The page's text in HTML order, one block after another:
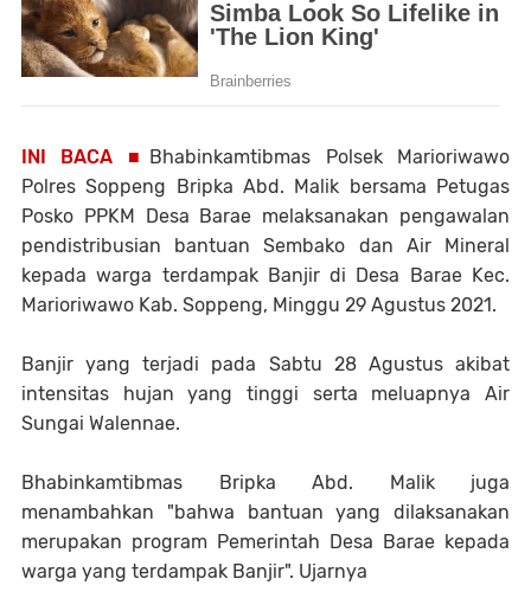
INI BACA ■
Bhabinkamtibmas Polsek Marioriwawo
Polres Soppeng Bripka Abd. Malik bersama Petugas
Posko PPKM Desa Barae melaksanakan pengawalan
pendistribusian bantuan Sembako dan Air Mineral
kepada warga terdampak Banjir di Desa Barae Kec.
Marioriwawo Kab. Soppeng, Minggu 29 Agustus 2021.
Banjir yang terjadi pada Sabtu 28 Agustus akibat
intensitas hujan yang tinggi serta meluapnya Air
Sungai Walennae.
Bhabinkamtibmas Bripka Abd. Malik juga
menambahkan "bahwa bantuan yang dilaksanakan
merupakan program Pemerintah Desa Barae kepada
warga yang terdampak Banjir". Ujarnya